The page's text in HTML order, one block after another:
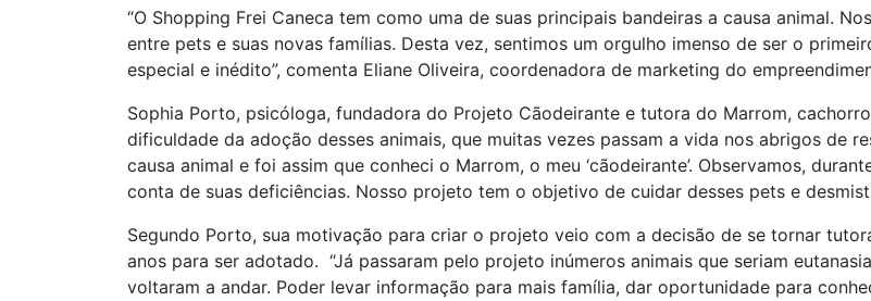
“O Shopping Frei Caneca tem como uma de suas principais bandeiras a causa animal.
entre pets e suas novas famílias. Desta vez, sentimos um orgulho imenso de ser o
especial e inédito”, comenta Eliane Oliveira, coordenadora de marketing do
Sophia Porto, psicóloga, fundadora do Projeto Cãodeirante e tutora do Marrom,
dificuldade da adoção desses animais, que muitas vezes passam a vida nos abrigos de
causa animal e foi assim que conheci o Marrom, o meu ‘cãodeirante’. Observamos,
conta de suas deficiências. Nosso projeto tem o objetivo de cuidar desses pets e
Segundo Porto, sua motivação para criar o projeto veio com a decisão de se tornar
anos para ser adotado. “Já passaram pelo projeto inúmeros animais que seriam
voltaram a andar. Poder levar informação para mais família, dar oportunidade para